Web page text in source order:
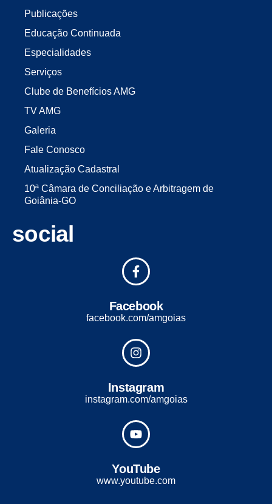
Publicações
Educação Continuada
Especialidades
Serviços
Clube de Benefícios AMG
TV AMG
Galeria
Fale Conosco
Atualização Cadastral
10ª Câmara de Conciliação e Arbitragem de
Goiânia-GO
social
Facebook
facebook.com/amgoias
Instagram
instagram.com/amgoias
YouTube
www.youtube.com